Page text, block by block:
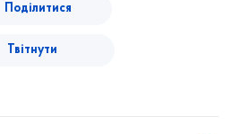
Поділитися
Твітнути